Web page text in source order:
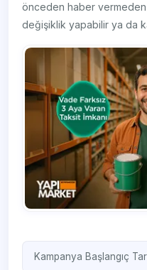
önceden haber vermeden
değişiklik yapabilir ya da
Kampanya Başlangıç